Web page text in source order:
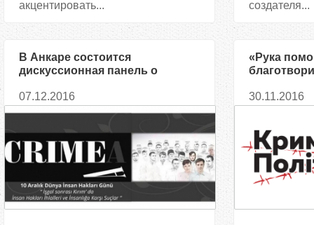
акцентировать...
создателя...
В Анкаре состоится
дискуссионная панель о
оккупированном Крыму
07.12.2016
«Рука
30.11.2016